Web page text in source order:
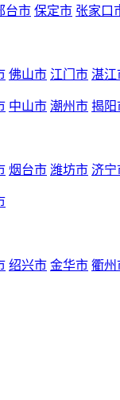
台市 保定市 张家口
佛山市 江门市 湛江
中山市 潮州市 揭阳
烟台市 潍坊市 济宁
绍兴市 金华市 衢州